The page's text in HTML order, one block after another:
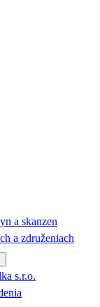
a skanzen
a združeniach
s.r.o.